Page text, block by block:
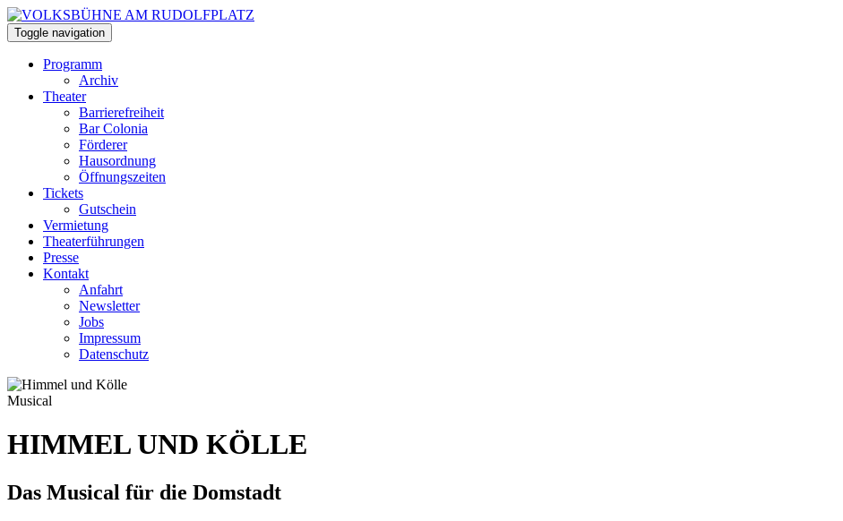
Toggle navigation
Programm
Archiv
Theater
Barrierefreiheit
Bar Colonia
Förderer
Hausordnung
Öffnungszeiten
Tickets
Gutschein
Vermietung
Theaterführungen
Presse
Kontakt
Anfahrt
Newsletter
Jobs
Impressum
Datenschutz
Musical
HIMMEL UND KÖLLE
Das Musical für die Domstadt